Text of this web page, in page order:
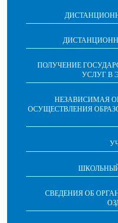
ПОЛУЧЕНИЕ
УСЛУГ В
НЕЗАВИСИМАЯ
ОСУЩЕСТВЛЕНИЯ
СВЕДЕНИЯ ОБ